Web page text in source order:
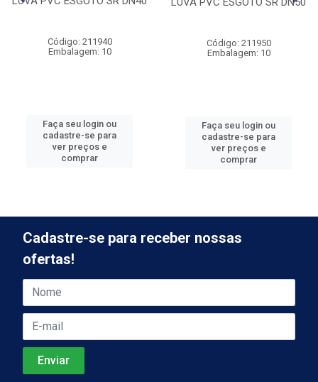
Código: 211940
Embalagem: 10
Faça seu login ou
cadastre-se para
ver preços e
comprar
Código: 211950
Embalagem: 10
Faça seu login ou
cadastre-se para
ver preços e
comprar
Cadastre-se para receber nossas
ofertas!